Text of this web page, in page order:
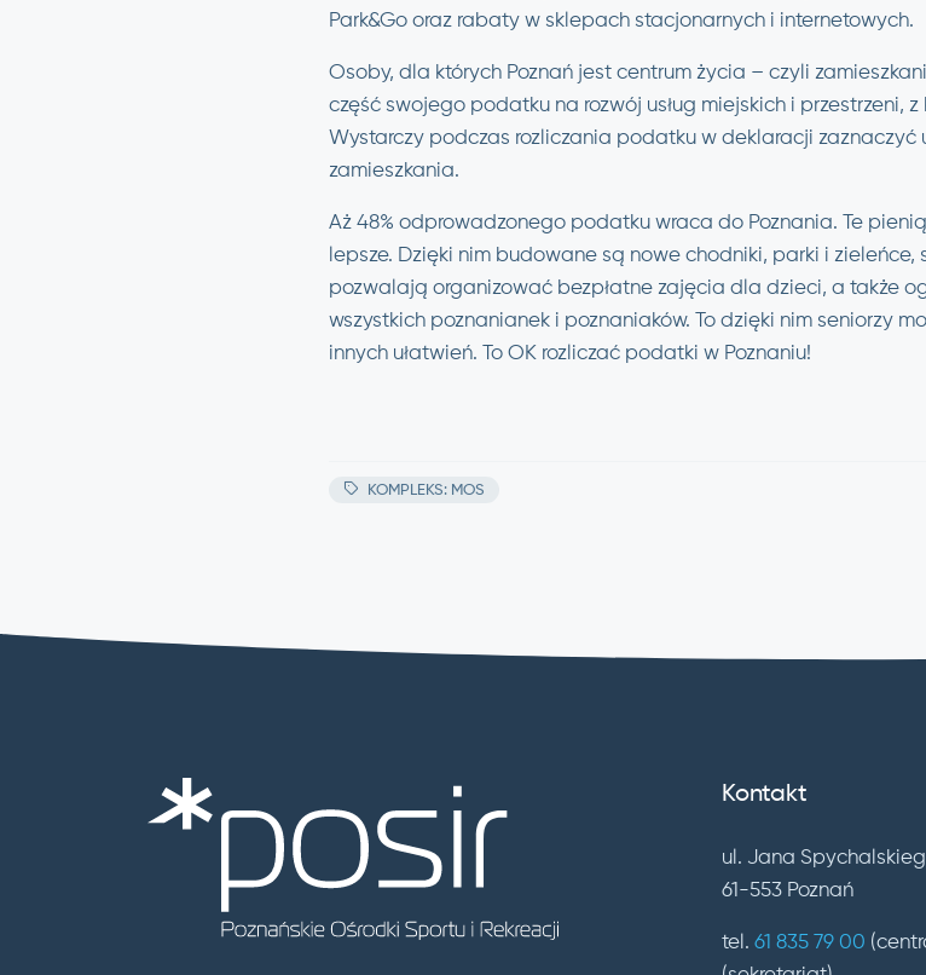
Park&Go oraz rabaty w sklepach stacjonarnych i internetowych.
Osoby, dla których Poznań jest centrum życia – czyli
część swojego podatku na rozwój usług miejskich i przestrzeni,
Wystarczy podczas rozliczania podatku w deklaracji zaznaczyć
zamieszkania.
Aż 48% odprowadzonego podatku wraca do Poznania. Te
lepsze. Dzięki nim budowane są nowe chodniki, parki i zieleńce,
pozwalają organizować bezpłatne zajęcia dla dzieci, a także
wszystkich poznanianek i poznaniaków. To dzięki nim seniorzy
innych ułatwień. To OK rozliczać podatki w Poznaniu!
KOMPLEKS: MOS
Kontakt
ul. Jana
61-553 Poznań
tel. 61 835 79 00